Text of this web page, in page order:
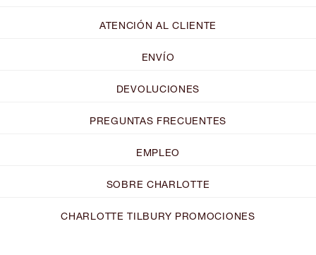
ATENCIÓN AL CLIENTE
ENVÍO
DEVOLUCIONES
PREGUNTAS FRECUENTES
EMPLEO
SOBRE CHARLOTTE
CHARLOTTE TILBURY PROMOCIONES